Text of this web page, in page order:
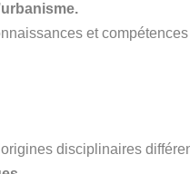
et
disciplinaires